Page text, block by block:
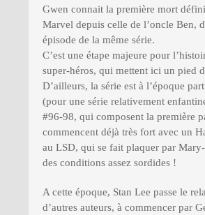
Gwen connait la première mort
Marvel depuis celle de l’oncle Ben,
épisode de la même série.
C’est une étape majeure pour
super-héros, qui mettent ici un pied
D’ailleurs, la série est à l’époque
(pour une série relativement
#96-98, qui composent la première
commencent déjà très fort avec un
au LSD, qui se fait plaquer par
des conditions assez sordides !
A cette époque, Stan Lee passe le
d’autres auteurs, à commencer par